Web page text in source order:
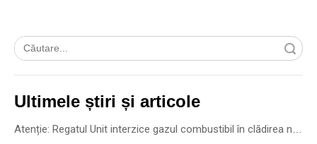
Ultimele știri și articole